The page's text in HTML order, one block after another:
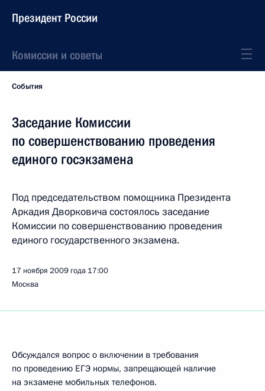
Президент России
Комиссии и советы
События
Заседание Комиссии
по совершенствованию проведения
единого госэкзамена
Под председательством помощника Президента
Аркадия Дворковича состоялось заседание
Комиссии по совершенствованию проведения
единого государственного экзамена.
17 ноября 2009 года 17:00
Москва
Обсуждался вопрос о включении в требования
по проведению ЕГЭ нормы, запрещающей наличие
на экзамене мобильных телефонов.